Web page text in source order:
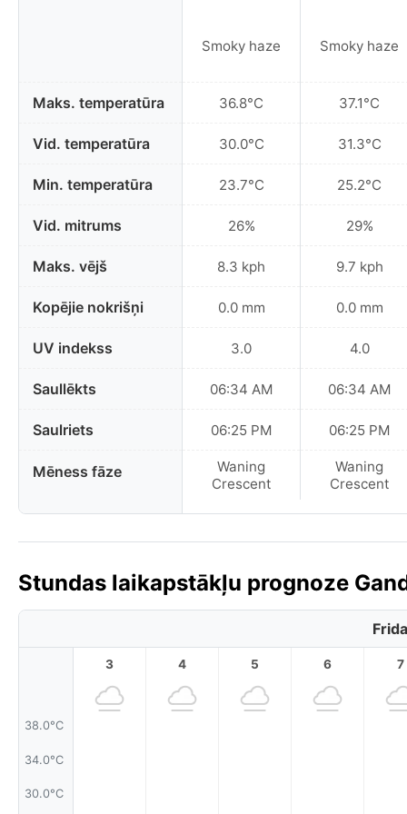
Maks. temperatūra
Vid. temperatūra
Min. temperatūra
Vid. mitrums
Maks. vējš
Kopējie nokrišņi
UV indekss
Saullēkts
Saulriets
Mēness fāze
Smoky haze
36.8°C
30.0°C
23.7°C
26%
8.3 kph
0.0 mm
3.0
06:34 AM
06:25 PM
Waning
Crescent
Smoky haze
37.1°C
31.3°C
25.2°C
29%
9.7 kph
0.0 mm
4.0
06:34 AM
06:25 PM
Waning
Crescent
Stundas laikapstākļu prognoze
38.0°C
34.0°C
30.0°C
3 4 5 6 7